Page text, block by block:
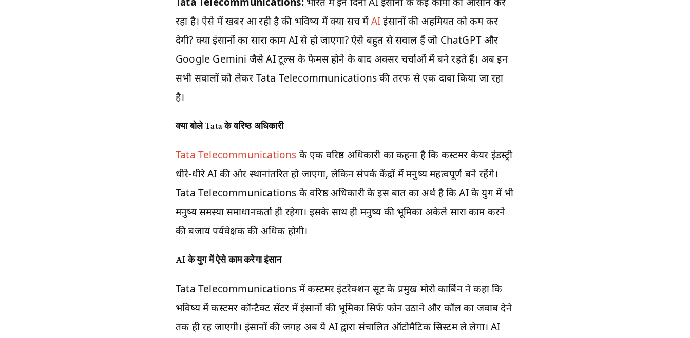
रहा है। ऐसे में खबर आ रही है की भविष्य में क्या सच मेंAIइंसानों की अहमियत को कम कर
देगी? क्या इंसानों का सारा काम AI से हो जाएगा? ऐसे बहुत से सवाल हैं जो ChatGPT और
Google Gemini जैसे AI टूल्स के फेमस होने के बाद अक्सर चर्चाओं में बने रहते हैं। अब इन
सभी सवालों को लेकर Tata Telecommunications की तरफ से एक दावा किया जा रहा
है।
क्या बोलेTataके वरिष्ठ अधिकारी
Tata Telecommunications के एक वरिष्ठ अधिकारी का कहना है कि कस्टमर केयर इंडस्ट्री
धीरे-धीरे AI की ओर स्थानांतरित हो जाएगा, लेकिन संपर्क केंद्रों में मनुष्य महत्वपूर्ण बने रहेंगे।
Tata Telecommunications के वरिष्ठ अधिकारी के इस बात का अर्थ है कि AI के युग में भी
मनुष्य समस्या समाधानकर्ता ही रहेगा। इसके साथ ही मनुष्य की भूमिका अकेले सारा काम करने
की बजाय पर्यवेक्षक की अधिक होगी।
AIके युग में ऐसे काम करेगा इंसान
Tata Telecommunications में कस्टमर इंटरेक्शन सूट के प्रमुख मोरो कार्बिन ने कहा कि
भविष्य में कस्टमर कॉन्टैक्ट सेंटर में इंसानों की भूमिका सिर्फ फोन उठाने और कॉल का जवाब देने
तक ही रह जाएगी। इंसानों की जगह अब ये AI द्वारा संचालित ऑटोमैटिक सिस्टम ले लेगा। AI